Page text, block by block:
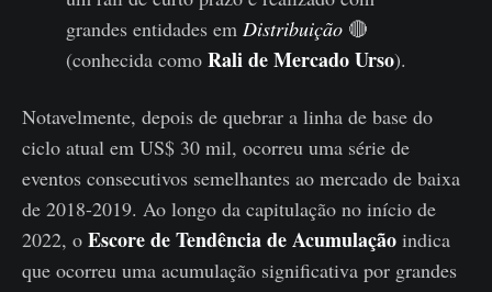
grandes entidades em Distribuição🔴
(conhecida como Rali de Mercado Urso).
Notavelmente, depois de quebrar a linha de base do
ciclo atual em US$ 30 mil, ocorreu uma série de
eventos consecutivos semelhantes ao mercado de baixa
de 2018-2019. Ao longo da capitulação no início de
2022, o Escore de Tendência de Acumulação indica
que ocorreu uma acumulação significativa por grandes